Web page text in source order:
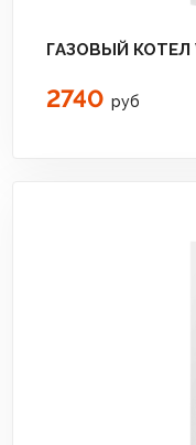
ГАЗОВЫЙ КОТЕЛ
2740 руб